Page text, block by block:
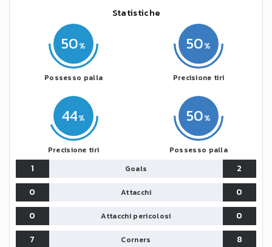
Statistiche
50
Possesso palla
44
Precisione tiri
50
Possesso palla
50
Precisione tiri
1 Goals
2
0
Attacchi
0
0
Attacchi pericolosi
0
7
Corners
8